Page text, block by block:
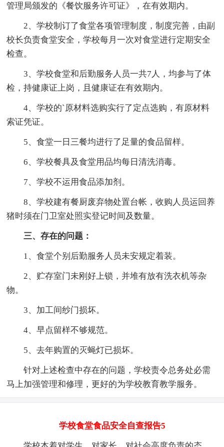
管理局颁发的《餐饮服务许可证》，在有效期内。
2、学校制订了食堂各项管理制度，制度完善，由副
校长负责食堂安全，学校每月一次对食堂进行定期安全
检查。
3、学校食堂和后勤服务人员一共7人，均参与了体
检，持健康证上岗，且健康证在有效期内。
4、学校的`原材料选购实行了定点选购，有原材料
索证凭证。
5、食堂一日三餐均进行了足量的食品留样。
6、学校餐具及食堂用品均每日清洗消毒。
7、学校不运用食品添加剂。
8、学校建有餐厨废弃物处置台帐，收购人员运回养
猪时须在门卫室处照实登记时间及数量。
三、存在的问题 ：
1、食堂个别后勤服务人员未安规定着装。
2、贮存室门未刚好上锁，并堆有放有洗衣机等杂
物。
3、加工间纱门损坏。
4、早点留样不够规范。
5、去年购置的灭蝇灯已损坏。
针对上述检查中存在的问题，学校责令总务处必需
马上加强管理和修理，更好的为学校教育教学服务。
学校食堂食品安全自查报告5